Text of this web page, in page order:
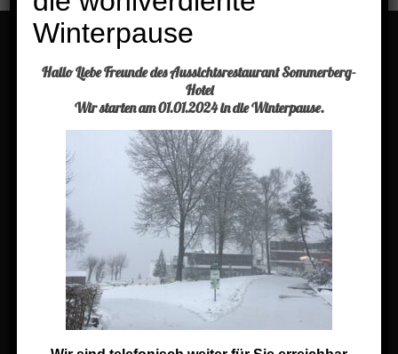
Menü
Buchen Sie einen Tisch
Kontakt
Impressum
Jobs im Sommerberg Hotel
Winterpause
Hallo Liebe Freunde des Aussichtsrestaurant Sommerberg-
Hotel
Wir starten am 01.01.2024 in die Winterpause.